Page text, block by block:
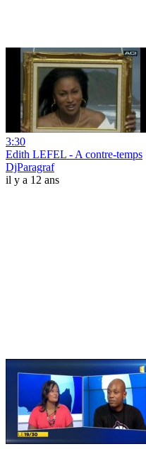
3:30
Edith LEFEL - A contre-temps
DjParagraf
il y a 12 ans